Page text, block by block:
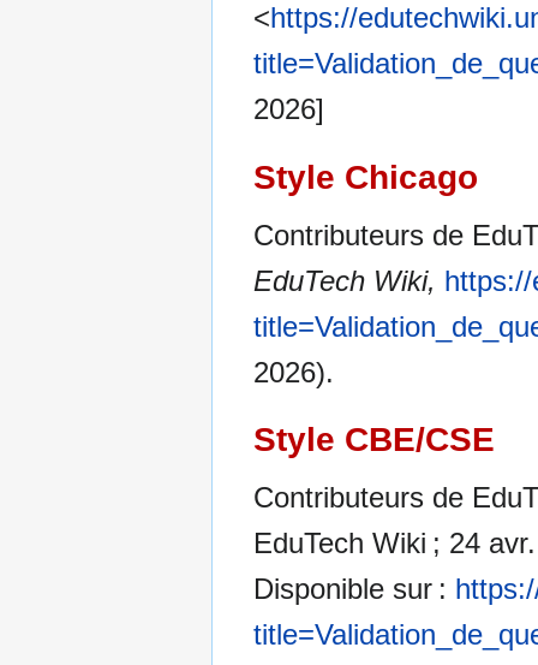
<https://
2026]
Style Chicago
Contributeurs de
EduTech Wiki,
2026).
Style CBE/CSE
Contributeurs de
EduTech Wiki ; 24
Disponible sur :